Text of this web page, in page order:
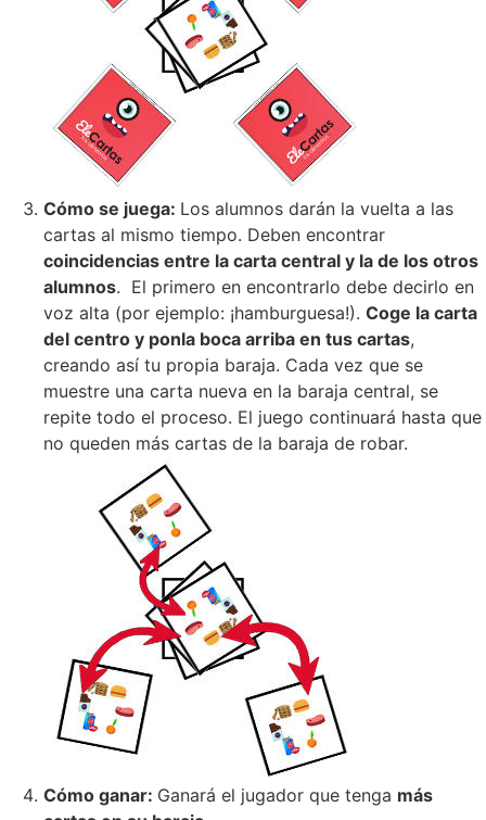
Cómo se juega: Los alumnos darán la vuelta a las
cartas al mismo tiempo. Deben encontrar
coincidencias entre la carta central y la de los otros
alumnos. El primero en encontrarlo debe decirlo en
voz alta (por ejemplo: ¡hamburguesa!). Coge la carta
del centro y ponla boca arriba en tus cartas,
creando así tu propia baraja. Cada vez que se
muestre una carta nueva en la baraja central, se
repite todo el proceso. El juego continuará hasta que
no queden más cartas de la baraja de robar.
Cómo ganar: Ganará el jugador que tenga más